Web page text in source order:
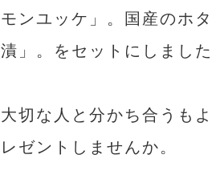
ンユッケ」。国産のホ
」。をセットにしました
切な人と分かち合うも
ゼントしませんか。